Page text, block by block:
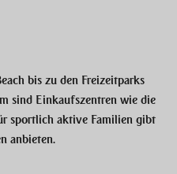
bis zu den Freizeitparks
sind Einkaufszentren wie die
sportlich aktive Familien gibt
anbieten.